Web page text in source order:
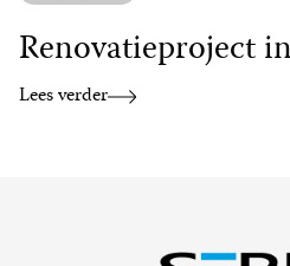
Renovatieproject
Lees verder